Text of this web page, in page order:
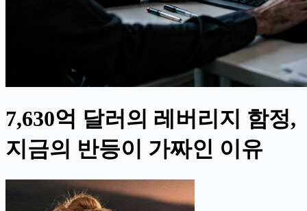
7,630억 달러의 레버리지 함정,
지금의 반등이 가짜인 이유